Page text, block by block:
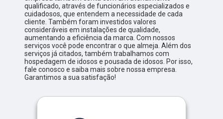
qualificado, através de funcionários especializados e
cuidadosos, que entendem a necessidade de cada
cliente. Também foram investidos valores
consideráveis em instalações de qualidade,
aumentando a eficiência da marca. Com nossos
serviços você pode encontrar o que almeja. Além dos
serviços já citados, também trabalhamos com
hospedagem de idosos e pousada de idosos. Por isso,
fale conosco e saiba mais sobre nossa empresa.
Garantimos a sua satisfação!